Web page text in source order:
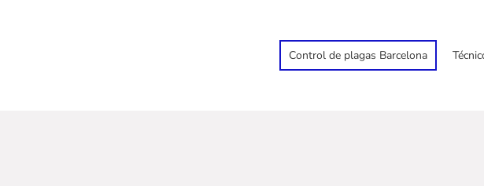
Control de plagas Barcelona